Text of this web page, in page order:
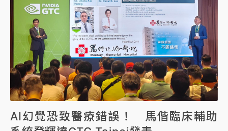
AI幻覺恐致醫療錯誤！ 馬偕臨床輔助